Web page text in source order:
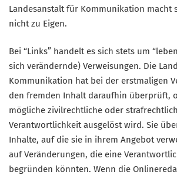
Landesanstalt für Kommunikation macht
nicht zu Eigen.
Bei “Links” handelt es sich stets um
sich verändernde) Verweisungen. Die
Kommunikation hat bei der erstmaligen
den fremden Inhalt daraufhin überprüft,
mögliche zivilrechtliche oder
Verantwortlichkeit ausgelöst wird. Sie
Inhalte, auf die sie in ihrem Angebot
auf Veränderungen, die eine
begründen könnten. Wenn die